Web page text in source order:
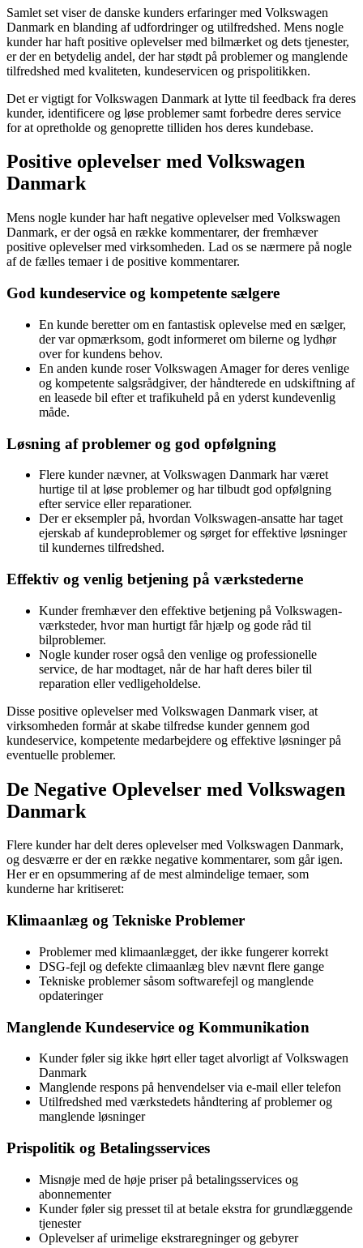
Samlet set viser de danske kunders erfaringer med Volkswagen
Danmark en blanding af udfordringer og utilfredshed. Mens nogle
kunder har haft positive oplevelser med bilmærket og dets tjenester,
er der en betydelig andel, der har stødt på problemer og manglende
tilfredshed med kvaliteten, kundeservicen og prispolitikken.
Det er vigtigt for Volkswagen Danmark at lytte til feedback fra deres
kunder, identificere og løse problemer samt forbedre deres service
for at opretholde og genoprette tilliden hos deres kundebase.
Positive oplevelser med Volkswagen
Danmark
Mens nogle kunder har haft negative oplevelser med Volkswagen
Danmark, er der også en række kommentarer, der fremhæver
positive oplevelser med virksomheden. Lad os se nærmere på nogle
af de fælles temaer i de positive kommentarer.
God kundeservice og kompetente sælgere
En kunde beretter om en fantastisk oplevelse med en sælger,
der var opmærksom, godt informeret om bilerne og lydhør
over for kundens behov.
En anden kunde roser Volkswagen Amager for deres venlige
og kompetente salgsrådgiver, der håndterede en udskiftning af
en leasede bil efter et trafikuheld på en yderst kundevenlig
måde.
Løsning af problemer og god opfølgning
Flere kunder nævner, at Volkswagen Danmark har været
hurtige til at løse problemer og har tilbudt god opfølgning
efter service eller reparationer.
Der er eksempler på, hvordan Volkswagen-ansatte har taget
ejerskab af kundeproblemer og sørget for effektive løsninger
til kundernes tilfredshed.
Effektiv og venlig betjening på værkstederne
Kunder fremhæver den effektive betjening på Volkswagen-
værksteder, hvor man hurtigt får hjælp og gode råd til
bilproblemer.
Nogle kunder roser også den venlige og professionelle
service, de har modtaget, når de har haft deres biler til
reparation eller vedligeholdelse.
Disse positive oplevelser med Volkswagen Danmark viser, at
virksomheden formår at skabe tilfredse kunder gennem god
kundeservice, kompetente medarbejdere og effektive løsninger på
eventuelle problemer.
De Negative Oplevelser med Volkswagen
Danmark
Flere kunder har delt deres oplevelser med Volkswagen Danmark,
og desværre er der en række negative kommentarer, som går igen.
Her er en opsummering af de mest almindelige temaer, som
kunderne har kritiseret:
Klimaanlæg og Tekniske Problemer
Problemer med klimaanlægget, der ikke fungerer korrekt
DSG-fejl og defekte climaanlæg blev nævnt flere gange
Tekniske problemer såsom softwarefejl og manglende
opdateringer
Manglende Kundeservice og Kommunikation
Kunder føler sig ikke hørt eller taget alvorligt af Volkswagen
Danmark
Manglende respons på henvendelser via e-mail eller telefon
Utilfredshed med værkstedets håndtering af problemer og
manglende løsninger
Prispolitik og Betalingsservices
Misnøje med de høje priser på betalingsservices og
abonnementer
Kunder føler sig presset til at betale ekstra for grundlæggende
tjenester
Oplevelser af urimelige ekstraregninger og gebyrer